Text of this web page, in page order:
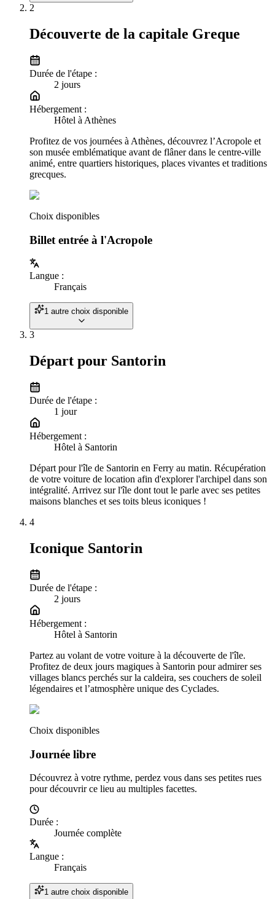
2
Découverte de la capitale Greque
Durée de l'étape :
2 jours
Hébergement :
Hôtel à Athènes
Profitez de vos journées à Athènes, découvrez l’Acropole et
son musée emblématique avant de flâner dans le centre-ville
animé, entre quartiers historiques, places vivantes et traditions
grecques.
Choix disponibles
Billet entrée à l'Acropole
Langue :
Français
1 autre choix disponible
3
Départ pour Santorin
Durée de l'étape :
1 jour
Hébergement :
Hôtel à Santorin
Départ pour l'île de Santorin en Ferry au matin. Récupération
de votre voiture de location afin d'explorer l'archipel dans son
intégralité. Arrivez sur l'île dont tout le parle avec ses petites
maisons blanches et ses toits bleus iconiques !
4
Iconique Santorin
Durée de l'étape :
2 jours
Hébergement :
Hôtel à Santorin
Partez au volant de votre voiture à la découverte de l'île.
Profitez de deux jours magiques à Santorin pour admirer ses
villages blancs perchés sur la caldeira, ses couchers de soleil
légendaires et l’atmosphère unique des Cyclades.
Choix disponibles
Journée libre
Découvrez à votre rythme, perdez vous dans ses petites rues
pour découvrir ce lieu au multiples facettes.
Durée :
Journée complète
Langue :
Français
1 autre choix disponible